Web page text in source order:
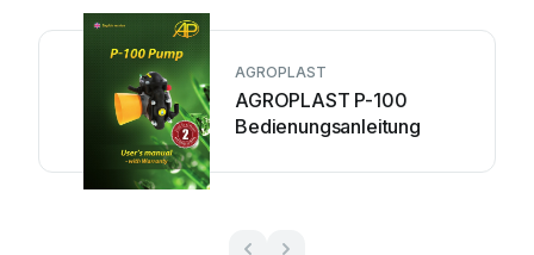
AGROPLAST
AGROPLAST P-100
Bedienungsanleitung